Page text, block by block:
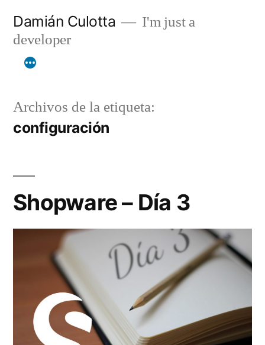
contenido
Damián Culotta
I'm just a
developer
Archivos de la etiqueta:
configuración
Shopware – Día 3